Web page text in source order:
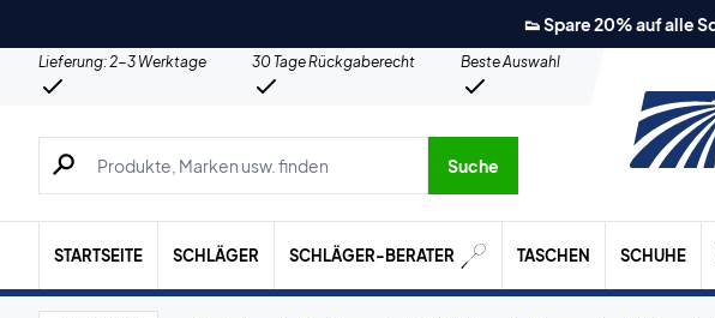
👟 Spare 20% auf alle
Lieferung: 2-3 Werktage 30 Tage Rückgaberecht
Beste Auswahl
Suche nach Produkten, Marken usw.
Suche
STARTSEITE SCHLÄGER SCHLÄGER-BERATER TASCHEN SCHUHE